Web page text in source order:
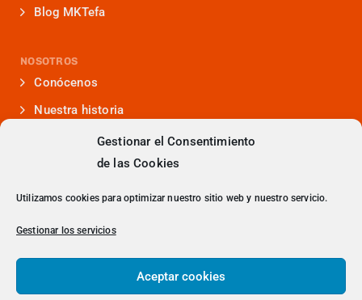
Gestionar el Consentimiento
de las Cookies
Utilizamos cookies para optimizar nuestro sitio web y nuestro servicio.
Gestionar los servicios
Aceptar cookies
Blog MKTefa
NOSOTROS
Conócenos
Nuestra historia
Iniciativas que lideramos
Noticias y eventos
Presencia en medios